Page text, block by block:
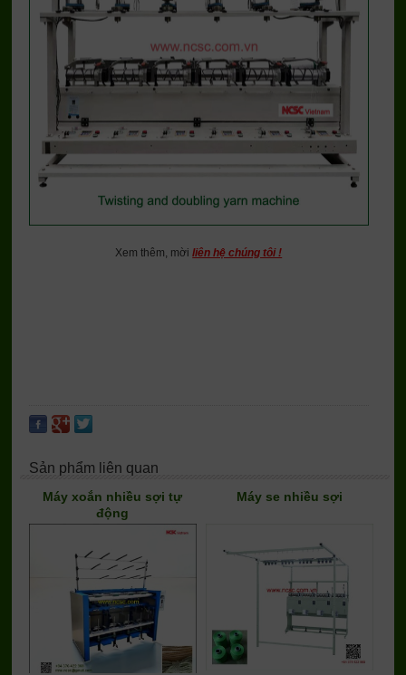
Xem thêm, mờiliên hệ chúng tôi !
Sản phẩm liên quan
Máy xoắn nhiều sợi tự
động
Máy se nhiều sợi